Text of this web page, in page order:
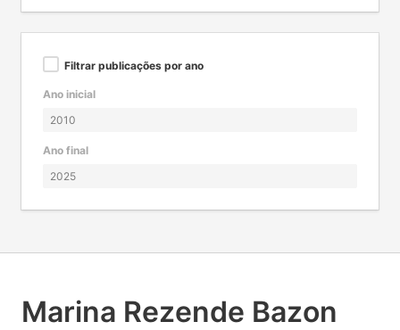
Filtrar publicações por ano
Ano inicial
Ano final
Marina Rezende Bazon